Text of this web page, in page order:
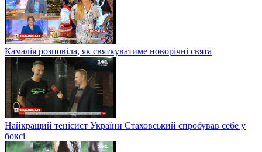
Камалія розповіла, як святкуватиме новорічні свята
Найкращий тенісист України Стаховський спробував себе у
боксі